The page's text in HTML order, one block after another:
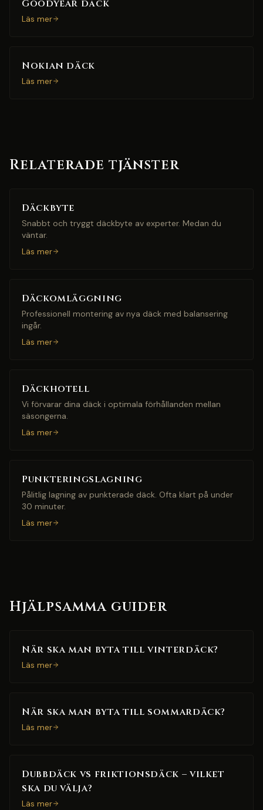
Goodyear däck
Läs mer
Nokian däck
Läs mer
Relaterade tjänster
Däckbyte
Snabbt och tryggt däckbyte av experter. Medan du
väntar.
Läs mer
Däckomläggning
Professionell montering av nya däck med balansering
ingår.
Läs mer
Däckhotell
Vi förvarar dina däck i optimala förhållanden mellan
säsongerna.
Läs mer
Punkteringslagning
Pålitlig lagning av punkterade däck. Ofta klart på under
30 minuter.
Läs mer
Hjälpsamma guider
När ska man byta till vinterdäck?
Läs mer
När ska man byta till sommardäck?
Läs mer
Dubbdäck vs friktionsdäck – vilket
ska du välja?
Läs mer